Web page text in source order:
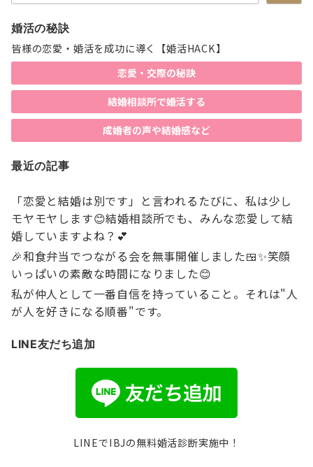
婚活の秘訣
皆様の恋愛・婚活を成功に導く【婚活HACK】
恋愛・交際の秘訣
結婚相談所で婚活する
成婚者の声や結婚感など
最近の記事
「恋愛と結婚は別です」と言われるたびに、私は少し
モヤモヤします😊結婚相談所でも、みんな恋愛して結
婚していますよね？💕
🎉和食弁当でつながる会を無事開催しました🍱✨笑顔
いっぱいの素敵な時間になりました😊
私が仲人として一番自信を持っていること。それは"人
が人を好きになる順番"です。
LINE友だち追加
LINEでIBJの無料婚活診断実施中！